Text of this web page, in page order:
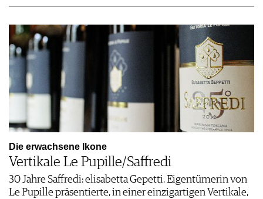
Die erwachsene Ikone
Vertikale Le Pupille/Saffredi
30 Jahre Saffredi: elisabetta Gepetti, Eigentümerin von
Le Pupille präsentierte, in einer einzigartigen Vertikale,